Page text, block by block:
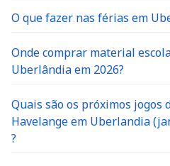
O que fazer nas férias em
Onde comprar material
Uberlândia em 2026?
Quais são os próximos jogos
Havelange em Uberlandia
?